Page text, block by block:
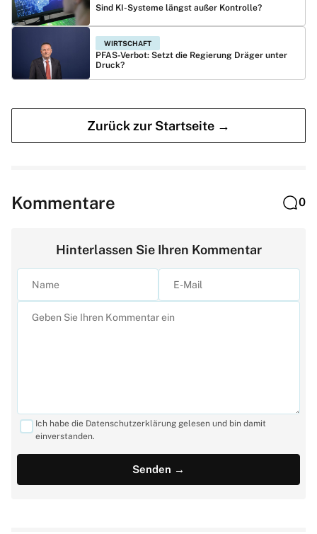
Sind KI-Systeme längst außer Kontrolle?
WIRTSCHAFT
PFAS-Verbot: Setzt die Regierung Dräger unter
Druck?
Zurück zur Startseite →
Kommentare 0
Hinterlassen Sie Ihren Kommentar
Ich habe die Datenschutzerklärung gelesen und bin damit
einverstanden.